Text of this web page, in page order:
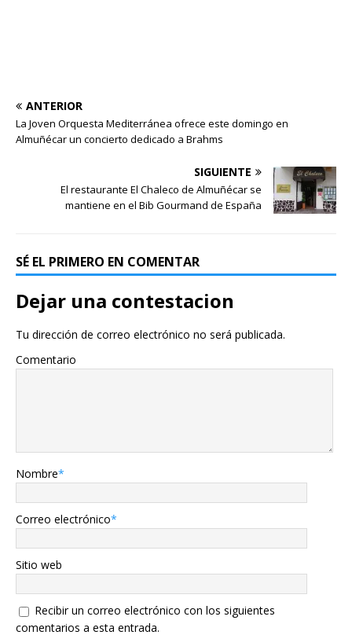
ANTERIOR
La Joven Orquesta Mediterránea ofrece este domingo en
Almuñécar un concierto dedicado a Brahms
SIGUIENTE
El restaurante El Chaleco de Almuñécar se
mantiene en el Bib Gourmand de España
SÉ EL PRIMERO EN COMENTAR
Dejar una contestacion
Tu dirección de correo electrónico no será publicada.
Comentario
Nombre*
Correo electrónico*
Sitio web
Recibir un correo electrónico con los siguientes
comentarios a esta entrada.